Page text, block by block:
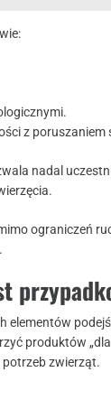
z poruszaniem
nadal
ograniczeń
elementów
produktów
zwierząt.